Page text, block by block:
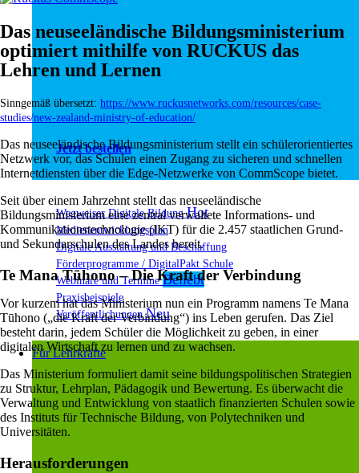
Jetzt bestellen
Wegweiser Digitale Bildung
Medienentwicklungsplan
Digitale Ausstattung und Beschaffung
Förderprogramme / DigitalPakt Schule
Webinare und Termine
Praxisbeispiele
Veröffentlichungen
Für Lehrkräfte
Das neuseeländische Bildungsministerium
optimiert mithilfe von RUCKUS das
Lehren und Lernen
Sinngemäß übersetzt: https://www.ruckusnetworks.com/resources/case-
studies/new-zealand-ministry-of-education/
Das neuseeländische Bildungsministerium stellt ein schülerorientiertes
Netzwerk vor, das Schulen einen Zugang zu sicheren und schnellen
Internetdiensten über die Edge-Netzwerke von CommScope bietet.
Seit über einem Jahrzehnt stellt das neuseeländische
Bildungsministerium eine zentral verwaltete Informations- und
Kommunikationstechnologie (IKT) für die 2.457 staatlichen Grund-
und Sekundarschulen des Landes bereit.
Te Mana Tūhono – Die Kraft der Verbindung
Vor kurzem hat das Ministerium nun ein Programm namens Te Mana
Tūhono („die Kraft der Verbindung“) ins Leben gerufen. Das Ziel
besteht darin, jedem Schüler die Möglichkeit zu geben, in einer
digitalen Wirtschaft zu lernen und zu wachsen.
Das Ministerium formuliert damit seine bildungspolitischen Strategien
zu Struktur, Lehrplan, Pädagogik und Bewertung. Es überwacht die
Verwaltung und Entwicklung von staatlich finanzierten Schulen sowie
des Instituts für Technische Bildung, von Polytechniken und
Universitäten.
Herausforderungen